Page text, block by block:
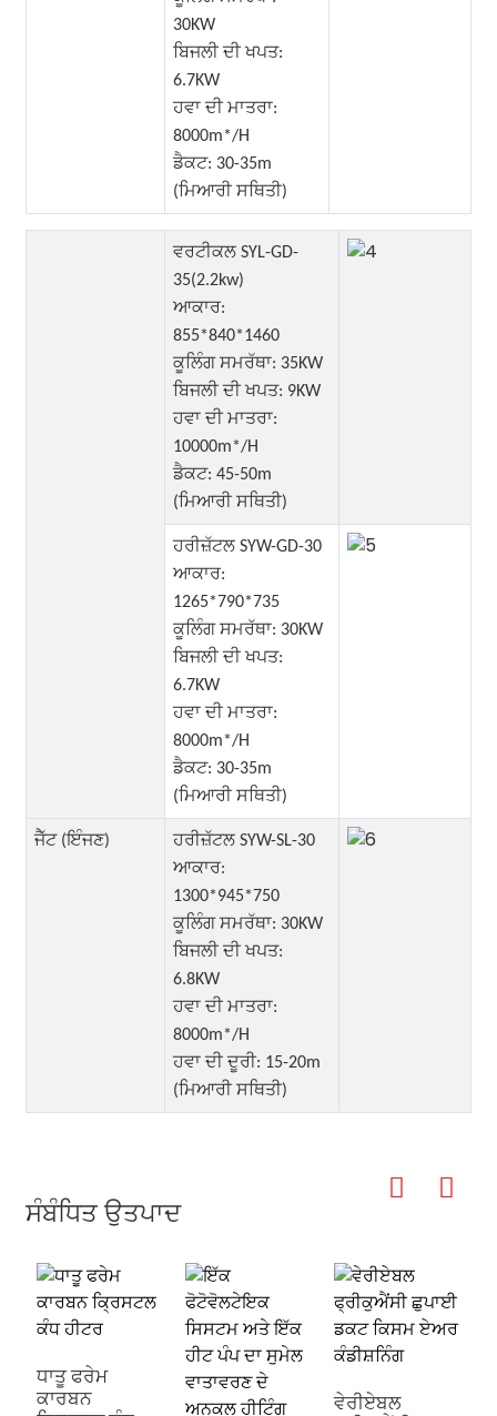
30KW
ਬਿਜਲੀ ਦੀ ਖਪਤ:
6.7KW
ਹਵਾ ਦੀ ਮਾਤਰਾ:
8000m*/H
ਡੈਕਟ: 30-35m
(ਮਿਆਰੀ ਸਥਿਤੀ)
ਵਰਟੀਕਲ SYL-GD-
35(2.2kw)
ਆਕਾਰ:
855*840*1460
ਕੂਲਿੰਗ ਸਮਰੱਥਾ: 35KW
ਬਿਜਲੀ ਦੀ ਖਪਤ: 9KW
ਹਵਾ ਦੀ ਮਾਤਰਾ:
10000m*/H
ਡੈਕਟ: 45-50m
(ਮਿਆਰੀ ਸਥਿਤੀ)
ਹਰੀਜ਼ੱਟਲ SYW-GD-30
ਆਕਾਰ:
1265*790*735
ਕੂਲਿੰਗ ਸਮਰੱਥਾ: 30KW
ਬਿਜਲੀ ਦੀ ਖਪਤ:
6.7KW
ਹਵਾ ਦੀ ਮਾਤਰਾ:
8000m*/H
ਡੈਕਟ: 30-35m
(ਮਿਆਰੀ ਸਥਿਤੀ)
ਜੈੱਟ (ਇੰਜਣ)
ਹਰੀਜ਼ੱਟਲ SYW-SL-30
ਆਕਾਰ:
1300*945*750
ਕੂਲਿੰਗ ਸਮਰੱਥਾ: 30KW
ਬਿਜਲੀ ਦੀ ਖਪਤ:
6.8KW
ਹਵਾ ਦੀ ਮਾਤਰਾ:
8000m*/H
ਹਵਾ ਦੀ ਦੂਰੀ: 15-20m
(ਮਿਆਰੀ ਸਥਿਤੀ)
ਸੰਬੰਧਿਤ ਉਤਪਾਦ
ਧਾਤੂ ਫਰੇਮ
ਕਾਰਬਨ
ਵੇਰੀਏਬਲ